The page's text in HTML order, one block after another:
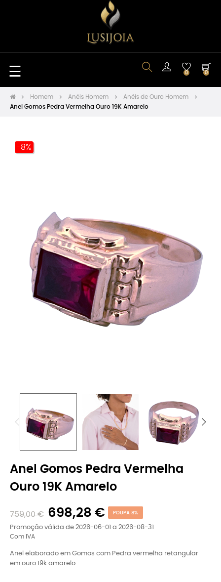
Toggle
navigation
☰ 0 0
Homem Anéis Homem
Anéis de Ouro Homem
Anel Gomos Pedra Vermelha Ouro 19K Amarelo
-8%
Anel Gomos Pedra Vermelha
Ouro 19K Amarelo
759,00 € 698,28 € POUPA 8%
Promoção válida de 2026-06-01 a 2026-08-31
Com IVA
Anel elaborado em Gomos com Pedra vermelha retangular
em ouro 19k amarelo